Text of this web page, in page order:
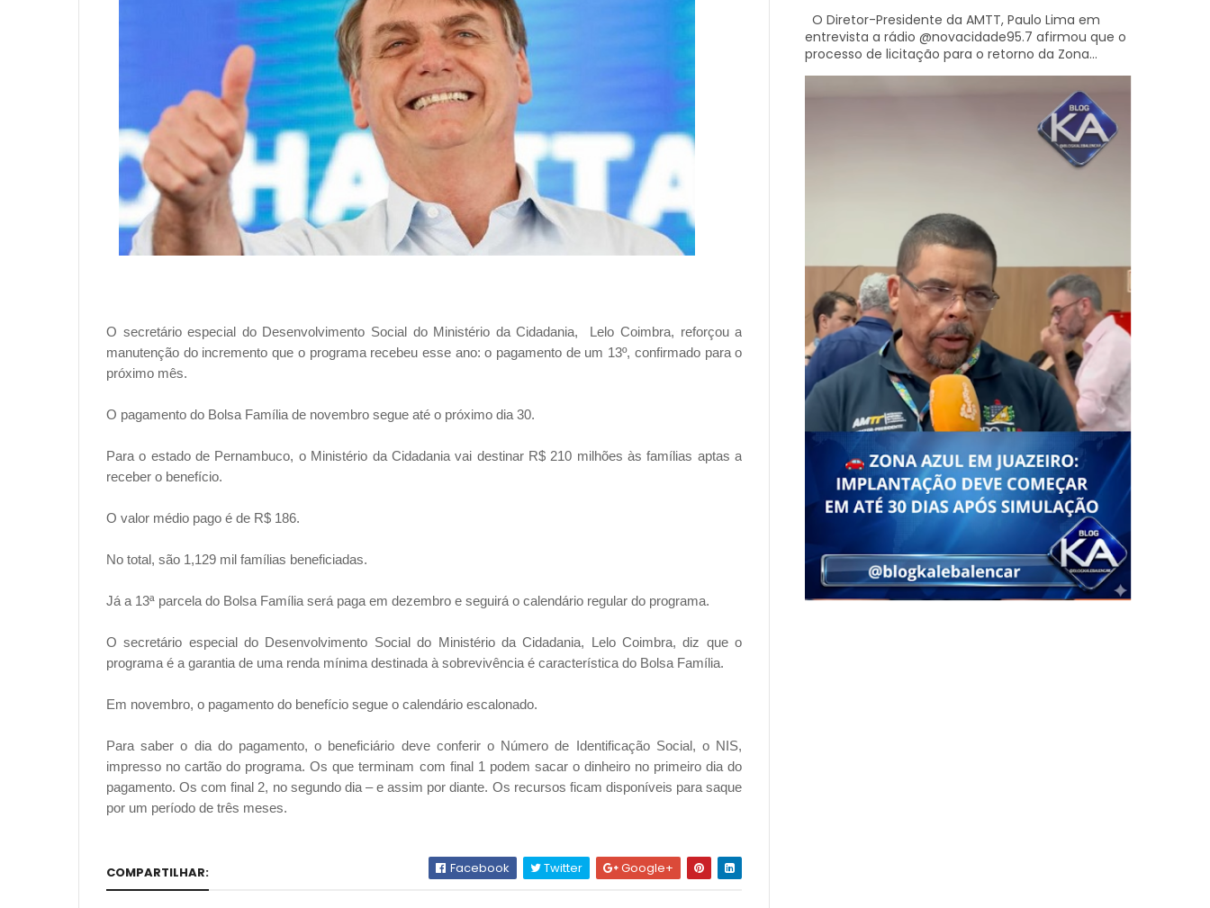
O secretário especial do Desenvolvimento Social do Ministério da Cidadania, Lelo Coimbra, reforçou a
manutenção do incremento que o programa recebeu esse ano: o pagamento de um 13º, confirmado para o
próximo mês.
O pagamento do Bolsa Família de novembro segue até o próximo dia 30.
Para o estado de Pernambuco, o Ministério da Cidadania vai destinar R$ 210 milhões às famílias aptas a
receber o benefício.
O valor médio pago é de R$ 186.
No total, são 1,129 mil famílias beneficiadas.
Já a 13ª parcela do Bolsa Família será paga em dezembro e seguirá o calendário regular do programa.
O secretário especial do Desenvolvimento Social do Ministério da Cidadania, Lelo Coimbra, diz que o
programa é a garantia de uma renda mínima destinada à sobrevivência é característica do Bolsa Família.
Em novembro, o pagamento do benefício segue o calendário escalonado.
Para saber o dia do pagamento, o beneficiário deve conferir o Número de Identificação Social, o NIS,
impresso no cartão do programa. Os que terminam com final 1 podem sacar o dinheiro no primeiro dia do
pagamento. Os com final 2, no segundo dia – e assim por diante. Os recursos ficam disponíveis para saque
por um período de três meses.
COMPARTILHAR: Facebook Twitter Google+
O Diretor-Presidente da AMTT, Paulo Lima em
entrevista a rádio @novacidade95.7 afirmou que o
processo de licitação para o retorno da Zona...